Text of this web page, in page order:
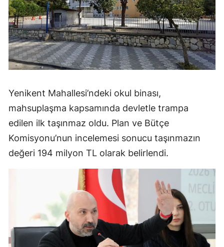
Yenikent Mahallesi’ndeki okul binası,
mahsuplaşma kapsamında devletle trampa
edilen ilk taşınmaz oldu. Plan ve Bütçe
Komisyonu’nun incelemesi sonucu taşınmazın
değeri 194 milyon TL olarak belirlendi.